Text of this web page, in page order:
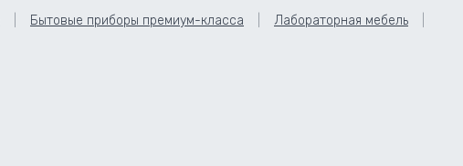
Бытовые приборы премиум-класса
Лабораторная мебель